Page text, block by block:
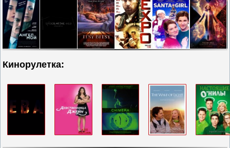
Кинорулетка: